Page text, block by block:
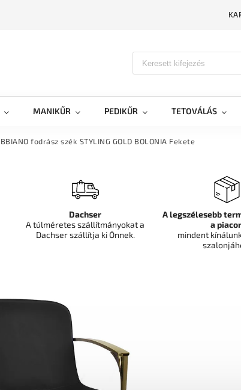
MANIKŰR PEDIKŰR TETOVÁLÁS
fodrász szék STYLING GOLD BOLONIA Fekete
Dachser
A túlméretes szállítmányokat a
Dachser szállítja ki Önnek.
A legszélesebb
a
mindent